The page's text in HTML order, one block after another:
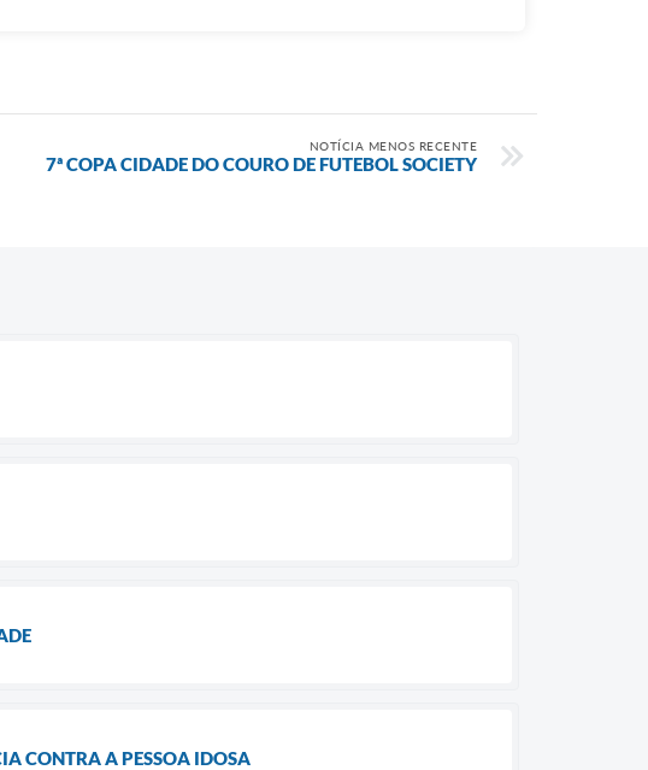
NOTÍCIA MENOS RECENTE
7ª COPA CIDADE DO COURO DE FUTEBOL SOCIETY
CONTRA A PESSOA IDOSA